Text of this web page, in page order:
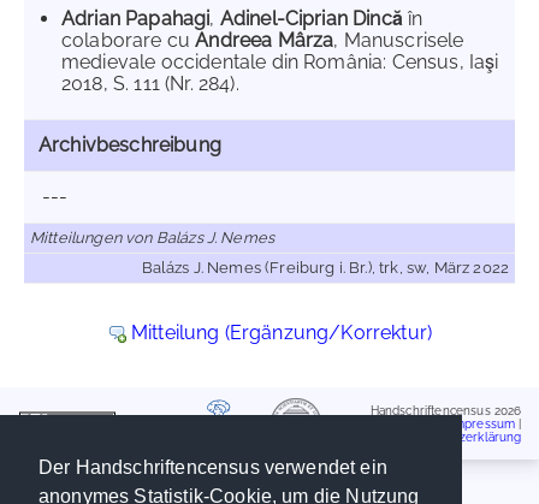
Der Handschriftencensus verwendet ein
anonymes Statistik-Cookie, um die Nutzung
Adrian Papahagi, Adinel-Ciprian Dincăîn
colaborare cuAndreea Mârza, Manuscrisele
medievale occidentale din România: Census, Iaşi
2018, S. 111 (Nr. 284).
Archivbeschreibung
---
Mitteilungen von Balázs J. Nemes
Balázs J. Nemes (Freiburg i. Br.), trk, sw, März 2022
Mitteilung (Ergänzung/Korrektur)
Handschriftencensus 2026
Impressum
Datenschutzerklärung